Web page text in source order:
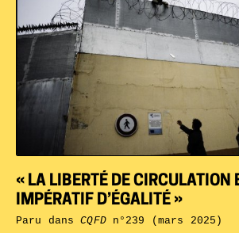
« LA LIBERTÉ DE CIRCULATION
IMPÉRATIF D’ÉGALITÉ »
Paru dansCQFDn°239 (mars 2025)